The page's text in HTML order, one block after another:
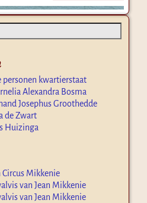
personen kwartierstaat
Alexandra Bosma
Josephus Groothedde
de Zwart
Huizinga
Circus Mikkenie
van Jean Mikkenie
van Jean Mikkenie